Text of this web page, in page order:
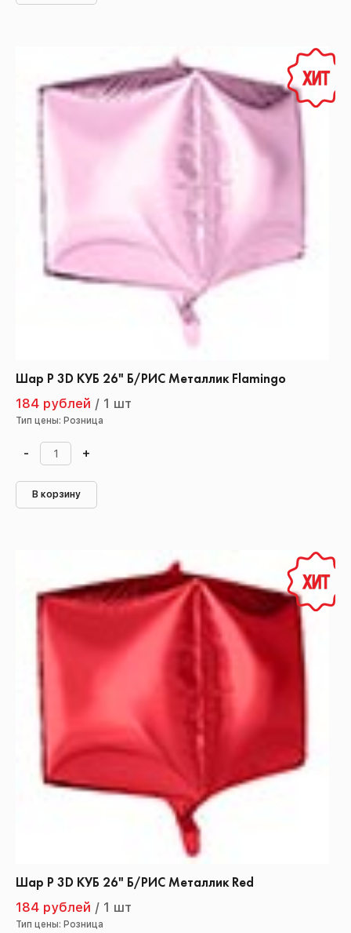
Шар Р 3D КУБ 26" Б/РИС Металлик Flamingo
184 рублей / 1 шт
Тип цены: Розница
- +
В корзину
Шар Р 3D КУБ 26" Б/РИС Металлик Red
184 рублей / 1 шт
Тип цены: Розница